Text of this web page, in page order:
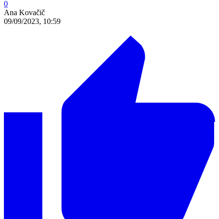
0
Ana Kovačič
09/09/2023, 10:59